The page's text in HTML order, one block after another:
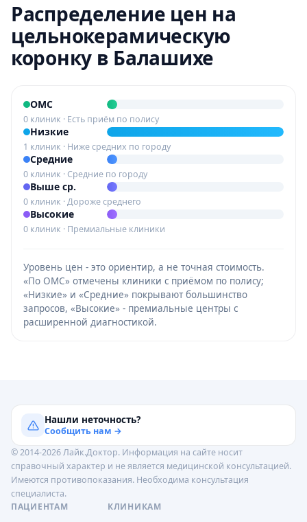
Распределение цен на
цельнокерамическую
коронку в Балашихе
ОМС
0 клиник · Есть приём по полису
Низкие
1 клиник · Ниже средних по городу
Средние
0 клиник · Средние по городу
Выше ср.
0 клиник · Дороже среднего
Высокие
0 клиник · Премиальные клиники
Уровень цен - это ориентир, а не точная стоимость.
«По ОМС» отмечены клиники с приёмом по полису;
«Низкие» и «Средние» покрывают большинство
запросов, «Высокие» - премиальные центры с
расширенной диагностикой.
Нашли неточность?
Сообщить нам →
© 2014-2026 Лайк.Доктор. Информация на сайте носит
справочный характер и не является медицинской консультацией.
Имеются противопоказания. Необходима консультация
специалиста.
ПАЦИЕНТАМ
КЛИНИКАМ